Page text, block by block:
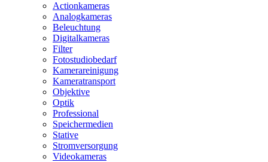
Actionkameras
Analogkameras
Beleuchtung
Digitalkameras
Filter
Fotostudiobedarf
Kamerareinigung
Kameratransport
Objektive
Optik
Professional
Speichermedien
Stative
Stromversorgung
Videokameras